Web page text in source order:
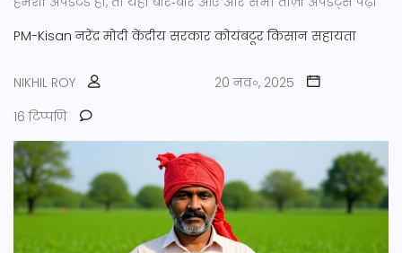
PM-Kisan नरेंद्र मोदी केंद्रीय सरकार कोयंबटूर किसान सहायता
NIKHIL ROY
20 नव॰, 2025
16 टिप्पणि